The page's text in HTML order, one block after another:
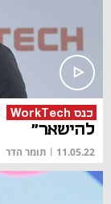
כנס WorkTech
להישאר"
11.05.22
| תומר הדר